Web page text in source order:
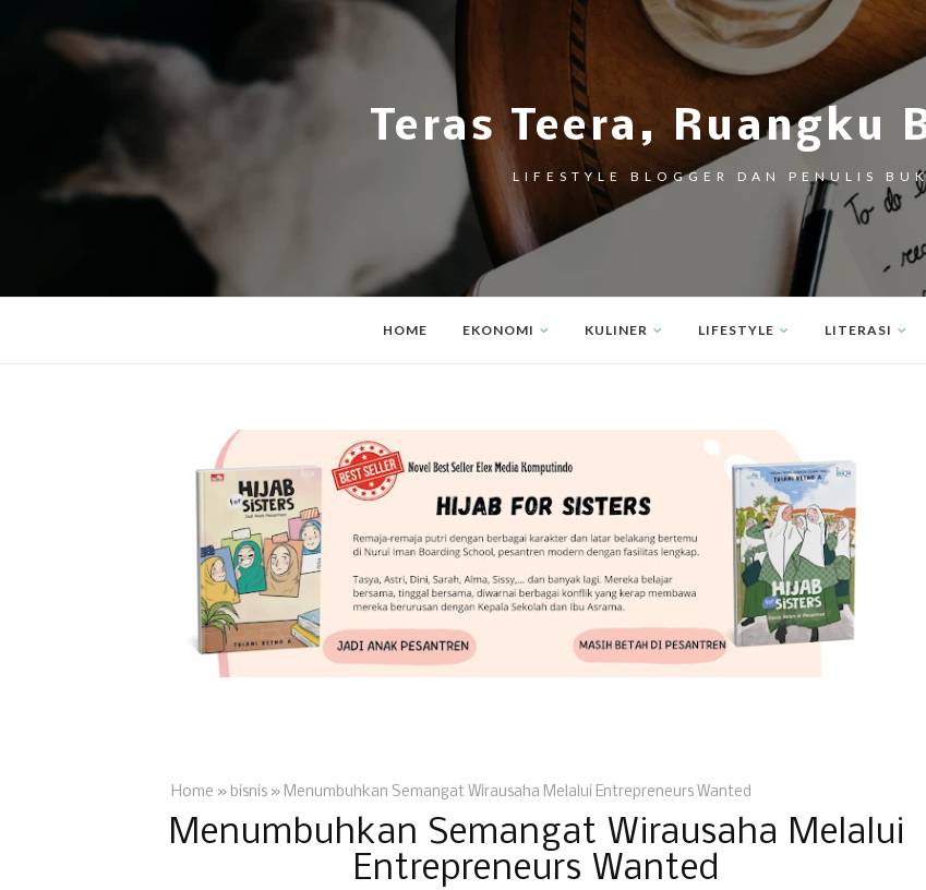
Teras Teera, Ruangku
LIFESTYLE BLOGGER DAN PENULIS
HOME EKONOMI KULINER LIFESTYLE LITERASI
Home » bisnis » Menumbuhkan Semangat Wirausaha Melalui Entrepreneurs Wanted
Menumbuhkan Semangat Wirausaha Melalui
Entrepreneurs Wanted